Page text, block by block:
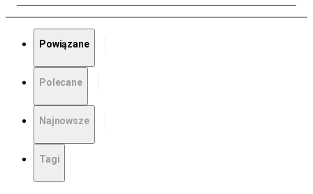
Powiązane
Polecane
Najnowsze
Tagi